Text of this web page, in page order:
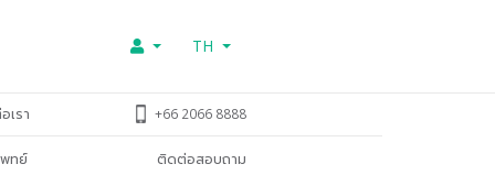
TH
เรา +66 2066 8888
ทย์ ติดต่อสอบถาม